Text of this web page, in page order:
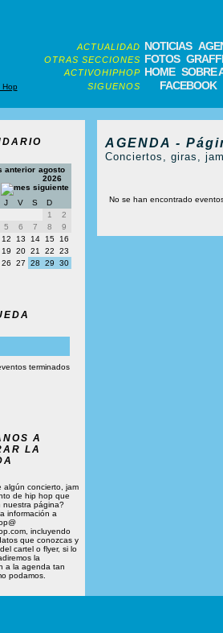
ACTUALIDAD NOTICIAS
OTRAS SECCIONES FOTOS
ACTIVOHIPHOP HOME SOBRE
SIGUENOS FACEBOOK
agosto
2026
J V S
D
1
2
5 6 7 8
9
12 13 14 15
16
19 20 21 22
23
26 27 28 29
30
terminados
A
LA
algún concierto, jam
de hip hop que
nuestra página?
información a
incluyendo
que conozcas y
cartel o flyer, si lo
la
a la agenda tan
podamos.
AGENDA -
Conciertos, giras,
No se han encontrado